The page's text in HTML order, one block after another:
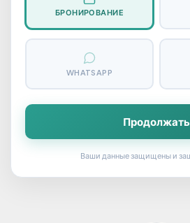
БРОНИРОВАНИЕ
WHATSAPP
Продолжать
Ваши данные защищены и